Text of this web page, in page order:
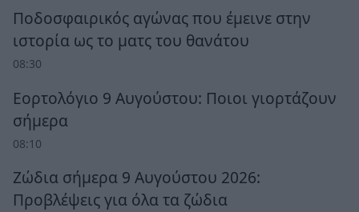
Ποδοσφαιρικός αγώνας που έμεινε στην
ιστορία ως το ματς του θανάτου
08:30
Εορτολόγιο 9 Αυγούστου: Ποιοι γιορτάζουν
σήμερα
08:10
Ζώδια σήμερα 9 Αυγούστου 2026:
Προβλέψεις για όλα τα ζώδια